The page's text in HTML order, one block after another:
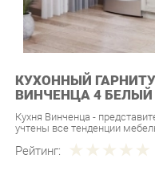
КУХОННЫЙ
ВИНЧЕНЦА 4 БЕЛЫЙ
Кухня Винченца -
Рейтинг:
Артикул: u-0254342